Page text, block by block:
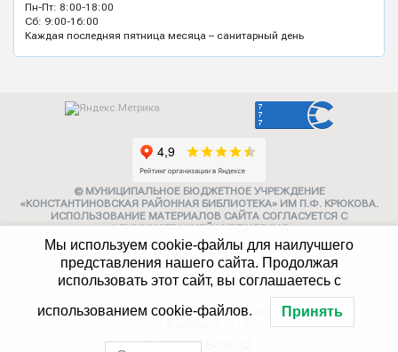
Пн-Пт: 8:00-18:00
Сб: 9:00-16:00
Каждая последняя пятница месяца – санитарный день
Мы используем cookie-файлы для наилучшего
представления нашего сайта. Продолжая
использовать этот сайт, вы соглашаетесь с
использованием cookie-файлов. Принять
© МУНИЦИПАЛЬНОЕ БЮДЖЕТНОЕ УЧРЕЖДЕНИЕ
«КОНСТАНТИНОВСКАЯ РАЙОННАЯ БИБЛИОТЕКА» ИМ П.Ф. КРЮКОВА.
ИСПОЛЬЗОВАНИЕ МАТЕРИАЛОВ САЙТА СОГЛАСУЕТСЯ С
АДМИНИСТРАЦИЕЙ УЧРЕЖДЕНИЯ
Карта сайта
Политика конфиденциальности
347252, г. Константиновск,
8 (86393) 6-10-32